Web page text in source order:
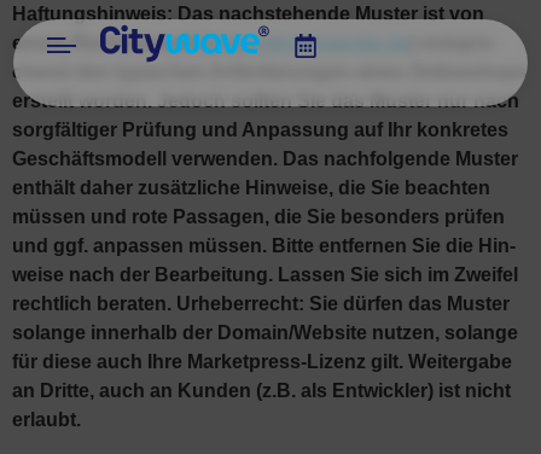
Haf­tungs­hin­weis: Das nach­ste­hen­de Mus­ter ist von
einem Rechts­an­walt (https://drschwenke.de
chend den typi­schen Anfor­de­run­gen eines Online­shops
erstellt wor­den. Jedoch soll­ten Sie das Mus­ter nur nach
sorg­fäl­ti­ger Prü­fung und Anpas­sung auf Ihr kon­kre­tes
Geschäfts­mo­dell ver­wen­den. Das nach­fol­gen­de Mus­ter
ent­hält daher zusätz­li­che Hin­wei­se, die Sie beach­ten
müs­sen und rote Pas­sa­gen, die Sie beson­ders prü­fen
und ggf. anpas­sen müs­sen. Bit­te ent­fer­nen Sie die Hin­
wei­se nach der Bear­bei­tung. Las­sen Sie sich im Zwei­fel
recht­lich bera­ten. Urhe­ber­recht: Sie dür­fen das Mus­ter
solan­ge inner­halb der Domain/Website nut­zen, solan­ge
für die­se auch Ihre Mar­ket­press-Lizenz gilt. Wei­ter­ga­be
an Drit­te, auch an Kun­den (z.B. als Ent­wick­ler) ist nicht
erlaubt.